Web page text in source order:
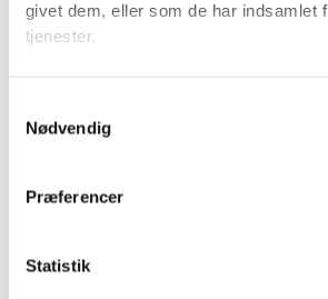
givet dem, eller som de har indsamlet
tjenester.
Nødvendig
Præferencer
Statistik
Produkter